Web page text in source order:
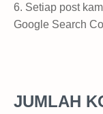
6. Setiap post
Google Search
JUMLAH